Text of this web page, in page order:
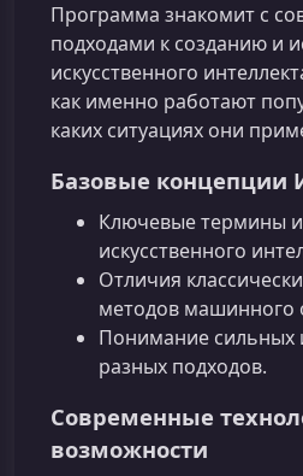
Программа знакомит с
подходами к созданию и
искусственного
как именно работают
каких ситуациях они
Базовые концепции
Ключевые термины
искусственного
Отличия
методов машинного
Понимание сильных
разных подходов.
Современные
возможности